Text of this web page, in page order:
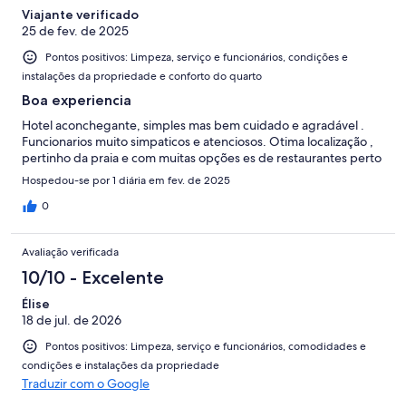
Viajante verificado
25 de fev. de 2025
Pontos positivos: Limpeza, serviço e funcionários, condições e
instalações da propriedade e conforto do quarto
Boa experiencia
Hotel aconchegante, simples mas bem cuidado e agradável .
Funcionarios muito simpaticos e atenciosos. Otima localização ,
pertinho da praia e com muitas opções es de restaurantes perto
Hospedou-se por 1 diária em fev. de 2025
0
Avaliação verificada
10/10 - Excelente
Élise
18 de jul. de 2026
Pontos positivos: Limpeza, serviço e funcionários, comodidades e
condições e instalações da propriedade
Traduzir com o Google